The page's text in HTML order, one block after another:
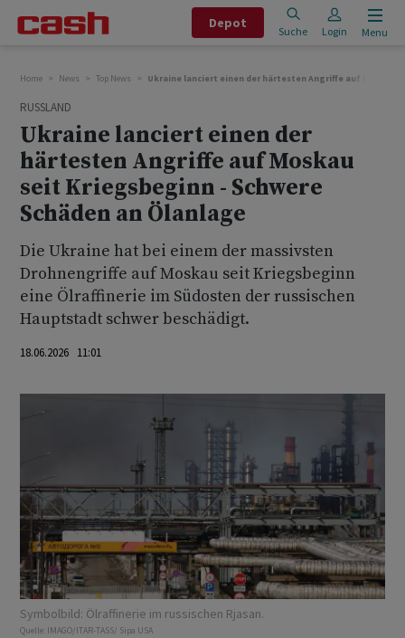
Depot
Suche Login Menu
Home News Top News Ukraine lanciert einen der härtesten Angriffe auf Moskau
RUSSLAND
Ukraine lanciert einen der
härtesten Angriffe auf Moskau
seit Kriegsbeginn - Schwere
Schäden an Ölanlage
Die Ukraine hat bei einem der massivsten
Drohnengriffe auf Moskau seit Kriegsbeginn
eine Ölraffinerie im Südosten der russischen
Hauptstadt schwer beschädigt.
18.06.2026 11:01
Symbolbild: Ölraffinerie im russischen Rjasan.
Quelle: IMAGO/ITAR-TASS/ Sipa USA